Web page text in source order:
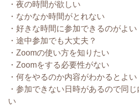
・夜の時間が欲しい
・なかなか時間がとれない
・好きな時間に参加できるのがよい
・途中参加でも大丈夫？
・Zoomの使い方を知りたい
・Zoomをする必要性がない
・何をやるのか内容がわかるとよい
・参加できない日時があるので同
い